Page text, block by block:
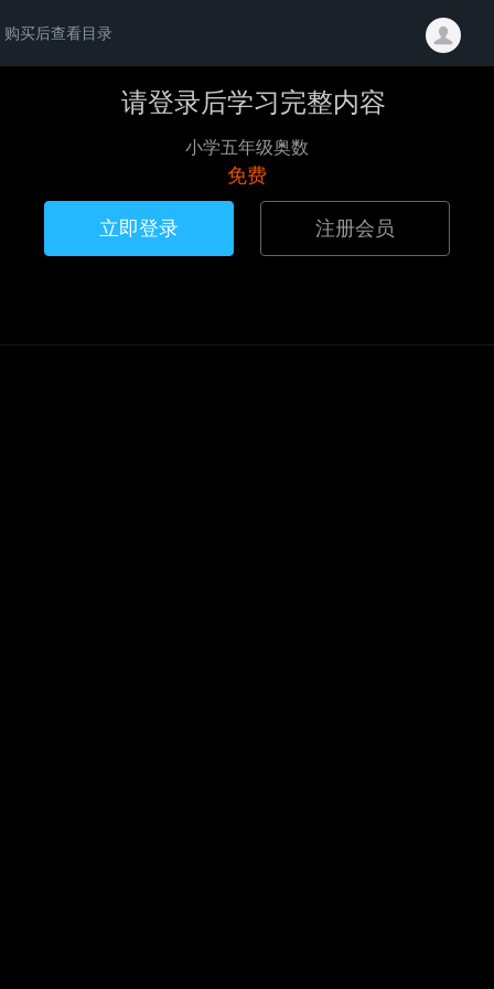
购买后查看目录
请登录后学习完整内容
小学五年级奥数
免费
立即登录 注册会员